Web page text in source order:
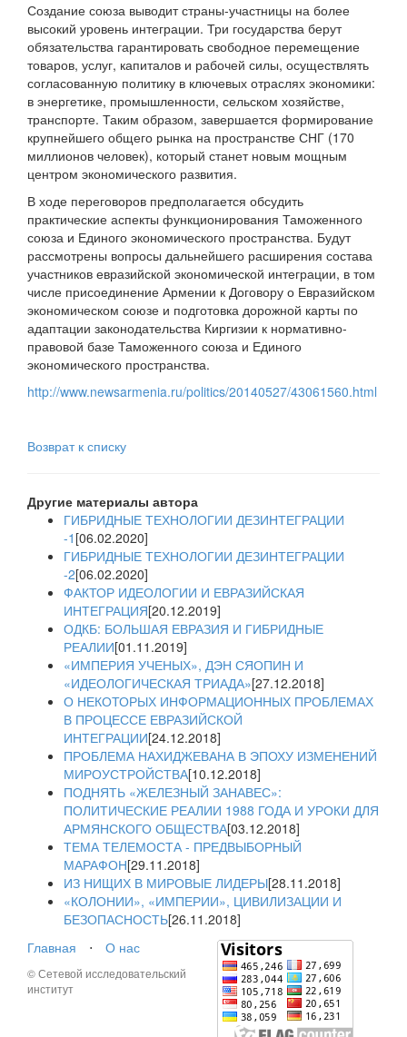
Создание союза выводит страны-участницы на более
высокий уровень интеграции. Три государства берут
обязательства гарантировать свободное перемещение
товаров, услуг, капиталов и рабочей силы, осуществлять
согласованную политику в ключевых отраслях экономики:
в энергетике, промышленности, сельском хозяйстве,
транспорте. Таким образом, завершается формирование
крупнейшего общего рынка на пространстве СНГ (170
миллионов человек), который станет новым мощным
центром экономического развития.
В ходе переговоров предполагается обсудить
практические аспекты функционирования Таможенного
союза и Единого экономического пространства. Будут
рассмотрены вопросы дальнейшего расширения состава
участников евразийской экономической интеграции, в том
числе присоединение Армении к Договору о Евразийском
экономическом союзе и подготовка дорожной карты по
адаптации законодательства Киргизии к нормативно-
правовой базе Таможенного союза и Единого
экономического пространства.
http://www.newsarmenia.ru/politics/20140527/43061560.html
Возврат к списку
Другие материалы автора
ГИБРИДНЫЕ ТЕХНОЛОГИИ ДЕЗИНТЕГРАЦИИ
-1 [06.02.2020]
ГИБРИДНЫЕ ТЕХНОЛОГИИ ДЕЗИНТЕГРАЦИИ
-2[06.02.2020]
ФАКТОР ИДЕОЛОГИИ И ЕВРАЗИЙСКАЯ
ИНТЕГРАЦИЯ[20.12.2019]
ОДКБ: БОЛЬШАЯ ЕВРАЗИЯ И ГИБРИДНЫЕ
РЕАЛИИ[01.11.2019]
«ИМПЕРИЯ УЧЕНЫХ», ДЭН СЯОПИН И
«ИДЕОЛОГИЧЕСКАЯ ТРИАДА»[27.12.2018]
О НЕКОТОРЫХ ИНФОРМАЦИОННЫХ ПРОБЛЕМАХ
В ПРОЦЕССЕ ЕВРАЗИЙСКОЙ
ИНТЕГРАЦИИ[24.12.2018]
ПРОБЛЕМА НАХИДЖЕВАНА В ЭПОХУ ИЗМЕНЕНИЙ
МИРОУСТРОЙСТВА[10.12.2018]
ПОДНЯТЬ «ЖЕЛЕЗНЫЙ ЗАНАВЕС»:
ПОЛИТИЧЕСКИЕ РЕАЛИИ 1988 ГОДА И УРОКИ ДЛЯ
АРМЯНСКОГО ОБЩЕСТВА[03.12.2018]
ТЕМА ТЕЛЕМОСТА - ПРЕДВЫБОРНЫЙ
МАРАФОН[29.11.2018]
ИЗ НИЩИХ В МИРОВЫЕ ЛИДЕРЫ[28.11.2018]
«КОЛОНИИ», «ИМПЕРИИ», ЦИВИЛИЗАЦИИ И
БЕЗОПАСНОСТЬ[26.11.2018]
Главная
⋅ О нас
© Сетевой исследовательский
институт